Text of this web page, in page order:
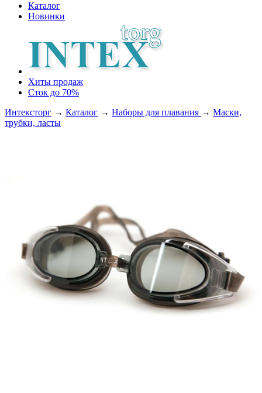
Каталог
Новинки
Хиты продаж
Сток до 70%
Интексторг → Каталог → Наборы для плавания → Маски,
трубки, ласты